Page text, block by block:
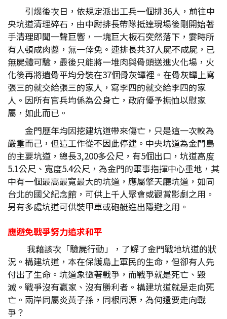
引爆後次日，依規定派出工兵一個排36人，前往中
央坑道清理碎石，由中尉排長帶隊抵達現場後剛開始著
手清理即聞一聲巨響，一塊巨大板石突然落下，霎時所
有人頓成肉醬，無一倖免。連排長共37人屍不成屍，已
無屍體可驗，最後只能將一堆肉與骨頭送進火化場，火
化後再將遺骨平均分裝在37個骨灰罈裡。在骨灰罈上寫
張三的就交給張三的家人，寫李四的就交給李四的家
人。因所有官兵均係為公身亡，政府優予撫恤以慰家
屬，如此而已。
金門歷年均因挖建坑道帶來傷亡，只是這一次較為
嚴重而己，但這工作從不因此停建。中央坑道為金門島
的主要坑道，總長3,200多公尺，有5個出口，坑道高度
5.1公尺、寬度5.4公尺，為金門的軍事指揮中心重地，其
中有一個最高最寬最大的坑道，應屬擎天廳坑道，如同
台北的國父紀念館，可供上千人聚會或觀賞影劇之用。
另有多處坑道可供裝甲車或砲艇進出隱避之用。
應避免戰爭努力追求和平
我藉該次「驗屍行動」，了解了金門戰地坑道的狀
況。構建坑道，本在保護島上軍民的生命，但卻有人先
付出了生命。坑道象徵著戰爭，而戰爭就是死亡、毀
滅。戰爭沒有贏家、沒有勝利者。構建坑道就是走向死
亡。兩岸同屬炎黃子孫，同根同源，為何還要走向戰
爭？